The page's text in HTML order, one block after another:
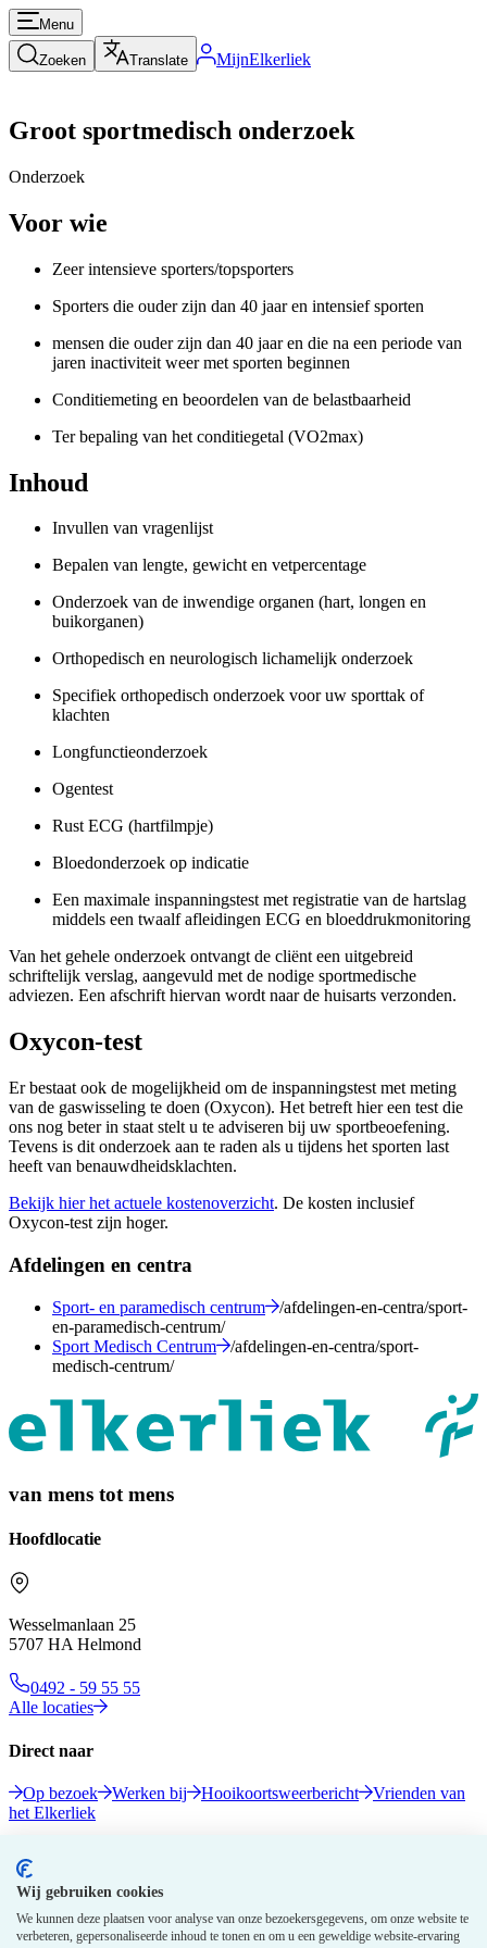
Wij gebruiken cookies
We kunnen deze plaatsen voor analyse van onze bezoekersgegevens, om onze website te
verbeteren, gepersonaliseerde inhoud te tonen en om u een geweldige website-ervaring
Menu
Zoeken Translate MijnElkerliek
Groot sportmedisch onderzoek
Onderzoek
Voor wie
Zeer intensieve sporters/topsporters
Sporters die ouder zijn dan 40 jaar en intensief sporten
mensen die ouder zijn dan 40 jaar en die na een periode van
jaren inactiviteit weer met sporten beginnen
Conditiemeting en beoordelen van de belastbaarheid
Ter bepaling van het conditiegetal (VO2max)
Inhoud
Invullen van vragenlijst
Bepalen van lengte, gewicht en vetpercentage
Onderzoek van de inwendige organen (hart, longen en
buikorganen)
Orthopedisch en neurologisch lichamelijk onderzoek
Specifiek orthopedisch onderzoek voor uw sporttak of
klachten
Longfunctieonderzoek
Ogentest
Rust ECG (hartfilmpje)
Bloedonderzoek op indicatie
Een maximale inspanningstest met registratie van de hartslag
middels een twaalf afleidingen ECG en bloeddrukmonitoring
Van het gehele onderzoek ontvangt de cliënt een uitgebreid
schriftelijk verslag, aangevuld met de nodige sportmedische
adviezen. Een afschrift hiervan wordt naar de huisarts verzonden.
Oxycon-test
Er bestaat ook de mogelijkheid om de inspanningstest met meting
van de gaswisseling te doen (Oxycon). Het betreft hier een test die
ons nog beter in staat stelt u te adviseren bij uw sportbeoefening.
Tevens is dit onderzoek aan te raden als u tijdens het sporten last
heeft van benauwdheidsklachten.
Bekijk hier het actuele kostenoverzicht. De kosten inclusief
Oxycon-test zijn hoger.
Afdelingen en centra
Sport- en paramedisch centrum
/afdelingen-en-centra/sport-
en-paramedisch-centrum/
Sport Medisch Centrum
/afdelingen-en-centra/sport-
medisch-centrum/
van mens tot mens
Hoofdlocatie
Wesselmanlaan 25
5707 HA Helmond
0492 - 59 55 55
Alle locaties
Direct naar
Op bezoek Werken bij Hooikoortsweerbericht
Vrienden van
het Elkerliek
Volg ons